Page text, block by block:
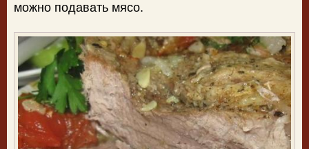
можно подавать мясо.